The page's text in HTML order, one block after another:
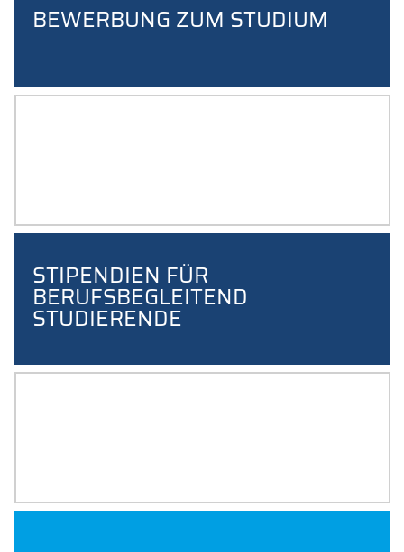
BEWERBUNG ZUM STUDIUM
STIPENDIEN FÜR
BERUFSBEGLEITEND
STUDIERENDE